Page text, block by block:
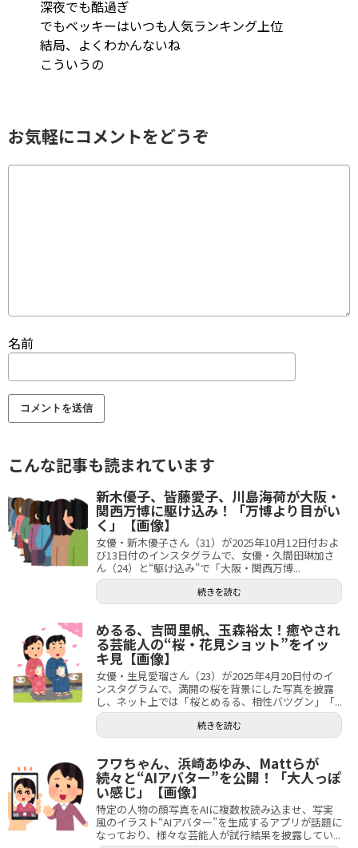
深夜でも酷過ぎ
でもベッキーはいつも人気ランキング上位
結局、よくわかんないね
こういうの
お気軽にコメントをどうぞ
名前
こんな記事も読まれています
新木優子、皆藤愛子、川島海荷が大阪・
関西万博に駆け込み！「万博より目がい
く」【画像】
女優・新木優子さん（31）が2025年10月12日付およ
び13日付のインスタグラムで、女優・久間田琳加さ
ん（24）と“駆け込み”で「大阪・関西万博...
続きを読む
めるる、吉岡里帆、玉森裕太！癒やされ
る芸能人の“桜・花見ショット”をイッ
キ見【画像】
女優・生見愛瑠さん（23）が2025年4月20日付のイ
ンスタグラムで、満開の桜を背景にした写真を披露
し、ネット上では「桜とめるる、相性バツグン」「...
続きを読む
フワちゃん、浜崎あゆみ、Mattらが
続々と“AIアバター”を公開！「大人っぽ
い感じ」【画像】
特定の人物の顔写真をAIに複数枚読み込ませ、写実
風のイラスト“AIアバター”を生成するアプリが話題に
なっており、様々な芸能人が試行結果を披露してい...